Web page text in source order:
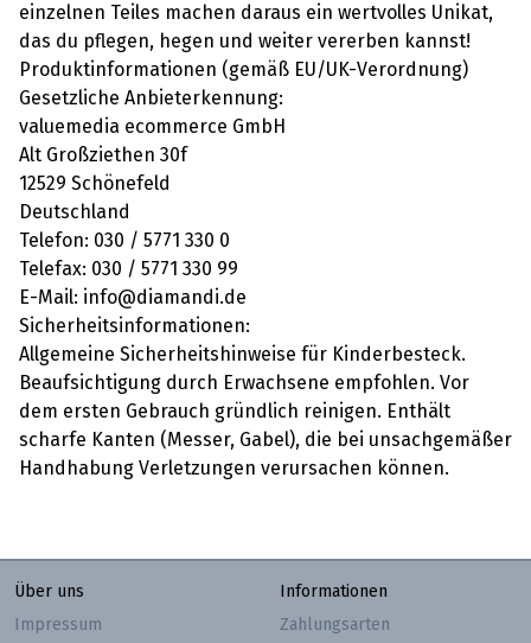
einzelnen Teiles machen daraus ein wertvolles Unikat,
das du pflegen, hegen und weiter vererben kannst!
Produktinformationen (gemäß EU/UK-Verordnung)
Gesetzliche Anbieterkennung:
valuemedia ecommerce GmbH
Alt Großziethen 30f
12529 Schönefeld
Deutschland
Telefon: 030 / 5771 330 0
Telefax: 030 / 5771 330 99
E-Mail: info@diamandi.de
Sicherheitsinformationen:
Allgemeine Sicherheitshinweise für Kinderbesteck.
Beaufsichtigung durch Erwachsene empfohlen. Vor
dem ersten Gebrauch gründlich reinigen. Enthält
scharfe Kanten (Messer, Gabel), die bei unsachgemäßer
Handhabung Verletzungen verursachen können.
Über uns
Impressum
Informationen
Zahlungsarten